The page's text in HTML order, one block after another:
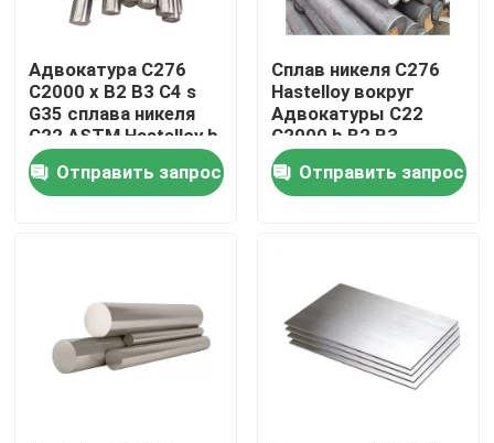
Дом
Продукты
Путешествие фабрики
Адвокатура C276
C2000 x B2 B3 C4 s
G35 сплава никеля
C22 ASTM Hastelloy b
круглая
отполировала
Адвокатуру
Отправить запрос
Сплав никеля C276
Hastelloy вокруг
Адвокатуры C22
C2000 b B2 B3
Отправить запрос